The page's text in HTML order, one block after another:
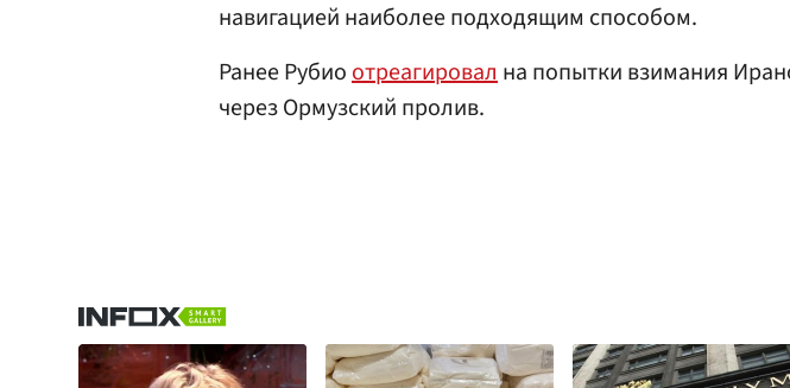
навигацией наиболее подходящим способом.
Ранее Рубиоотреагировална попытки взимания
через Ормузский пролив.